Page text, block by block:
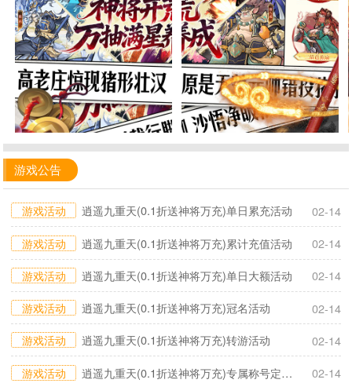
游戏公告
游戏活动 逍遥九重天(0.1折送神将万充)单日累充活动
02-14
游戏活动
逍遥九重天(0.1折送神将万充)累计充值活动
02-14
游戏活动
逍遥九重天(0.1折送神将万充)单日大额活动
02-14
游戏活动
逍遥九重天(0.1折送神将万充)冠名活动
02-14
游戏活动
逍遥九重天(0.1折送神将万充)转游活动
02-14
游戏活动
逍遥九重天(0.1折送神将万充)专属称号定制活动
02-14